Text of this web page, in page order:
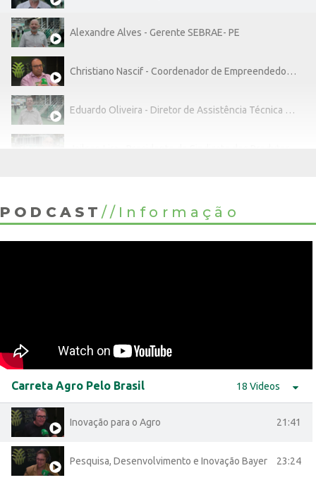
Alexandre Alves - Gerente SEBRAE- PE
Christiano Nascif - Coordenador de Empreendedorismo e Negócios do ICNA
Eduardo Oliveira - Diretor de Assistência Técnica e Gerencial do Senar
Allane Guimarães - Analista SEBRAE - PE
Murilo Guerra - Diretor SEBRAE - PE
PODCAST// Informação
Carreta Agro Pelo Brasil 18 Videos
Inovação para o Agro 21:41
Pesquisa, Desenvolvimento e Inovação Bayer 23:24